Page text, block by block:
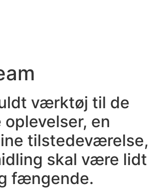
værktøj til de
en
tilstedeværelse,
skal være lidt
fængende.